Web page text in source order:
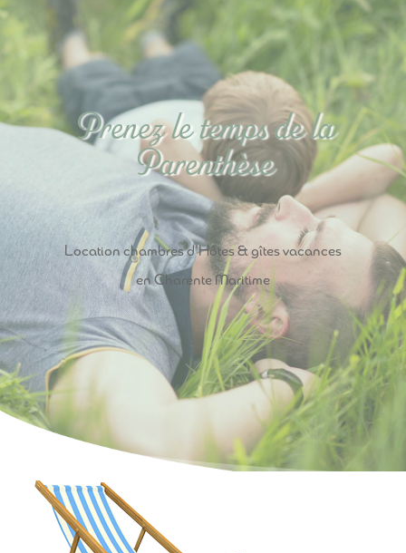
Prenez le temps de la
Parenthèse
Location chambres d'Hôtes & gîtes vacances
en Charente Maritime